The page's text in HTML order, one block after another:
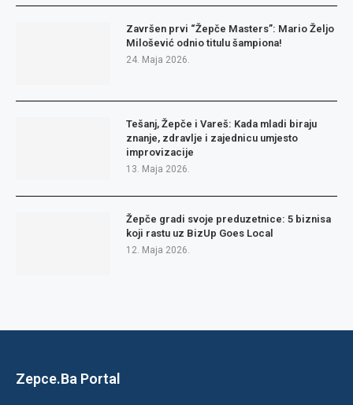
Završen prvi “Žepče Masters”: Mario Željo
Milošević odnio titulu šampiona!
24. Maja 2026.
Tešanj, Žepče i Vareš: Kada mladi biraju
znanje, zdravlje i zajednicu umjesto
improvizacije
13. Maja 2026.
Žepče gradi svoje preduzetnice: 5 biznisa
koji rastu uz BizUp Goes Local
12. Maja 2026.
Zepce.Ba Portal